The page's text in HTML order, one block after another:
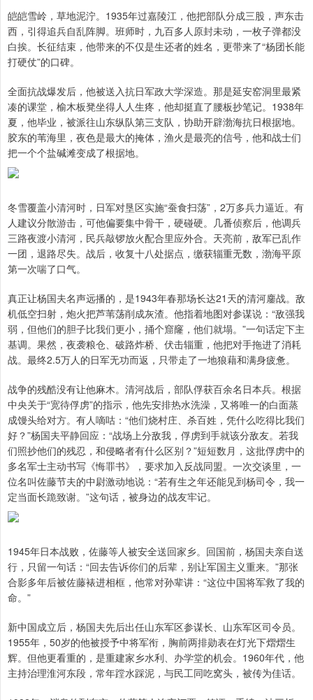
皑皑雪岭，草地泥泞。1935年过嘉陵江，他把部队分成三股，声东击
西，引得追兵自乱阵脚。班师时，九百多人原封未动，一枚子弹都没
白挨。长征结束，他带来的不仅是生还者的姓名，更带来了“杨团长能
打硬仗”的口碑。
全面抗战爆发后，他被送入抗日军政大学深造。那是延安窑洞里最紧
凑的课堂，榆木板凳坐得人人生疼，他却挺直了腰板抄笔记。1938年
夏，他毕业，被派往山东纵队第三支队，协助开辟渤海抗日根据地。
胶东的苇海里，夜色是最大的掩体，渔火是最亮的信号，他和战士们
把一个个盐碱滩变成了根据地。
冬雪覆盖小清河时，日军对垦区实施“蚕食扫荡”，2万多兵力逼近。有
人建议分散游击，可他偏要集中骨干，硬碰硬。几番侦察后，他调兵
三路夜渡小清河，民兵敲锣放火配合里应外合。天亮前，敌军已乱作
一团，退路尽失。战后，收复十八处据点，缴获辎重无数，渤海平原
第一次喘了口气。
真正让杨国夫名声远播的，是1943年春那场长达21天的清河鏖战。敌
机低空扫射，炮火把芦苇荡削成灰渣。他指着地图对参谋说：“敌强我
弱，但他们的胆子比我们更小，捅个窟窿，他们就塌。”一句话定下主
基调。果然，夜袭粮仓、破路炸桥、伏击辎重，他把对手拖进了消耗
战。最终2.5万人的日军无功而返，只带走了一地狼藉和满身疲惫。
战争的残酷没有让他麻木。清河战后，部队俘获百余名日本兵。根据
中央关于“宽待俘虏”的指示，他先安排热水洗澡，又将唯一的白面蒸
成馒头给对方。有人嘀咕：“他们烧村庄、杀百姓，凭什么吃得比我们
好？”杨国夫平静回应：“战场上分敌我，俘虏到手就该分敌友。若我
们照抄他们的残忍，和侵略者有什么区别？”短短数月，这批俘虏中的
多名军士主动书写《悔罪书》，要求加入反战同盟。一次交谈里，一
位名叫佐藤节夫的中尉激动地说：“若有生之年还能见到杨司令，我一
定当面长跪致谢。”这句话，被身边的战友牢记。
1945年日本战败，佐藤等人被安全送回家乡。回国前，杨国夫亲自送
行，只留一句话：“回去告诉你们的后辈，别让军国主义重来。”那张
合影多年后被佐藤裱进相框，他常对孙辈讲：“这位中国将军救了我的
命。”
新中国成立后，杨国夫先后出任山东军区参谋长、山东军区司令员。
1955年，50岁的他被授予中将军衔，胸前两排勋表在灯光下熠熠生
辉。但他更看重的，是重建家乡水利、办学堂的机会。1960年代，他
主持治理淮河东段，常年蹚水踩泥，与民工同吃窝头，被传为佳话。